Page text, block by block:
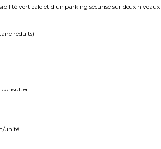
verticale et d'un parking sécurisé sur deux
réduits)
consulter
unité